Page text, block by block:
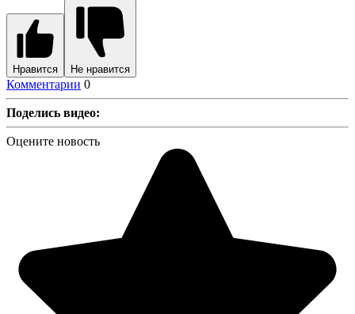
Нравится Не нравится
Комментарии 0
Поделись видео:
Оцените новость